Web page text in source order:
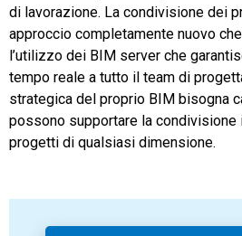
di lavorazione. La condivisione dei
approccio completamente nuovo
l’utilizzo dei BIM server che
tempo reale a tutto il team di
strategica del proprio BIM bisogna
possono supportare la condivisione
progetti di qualsiasi dimensione.